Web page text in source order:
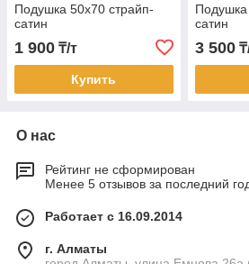
Подушка 50х70 страйп-
сатин
1 900 ₸/т
Купить
Подушка
сатин
3 500
О нас
Рейтинг не сформирован
Менее 5 отзывов за последний
Работает с 16.09.2014
г. Алматы